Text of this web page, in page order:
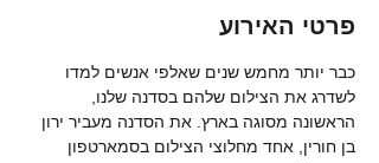
פרטי האירוע
כבר יותר מחמש שנים שאלפי אנשים למדו
לשדרג את הצילום שלהם בסדנה שלנו,
הראשונה מסוגה בארץ. את הסדנה מעביר ירון
בן חורין, אחד מחלוצי הצילום בסמארטפון